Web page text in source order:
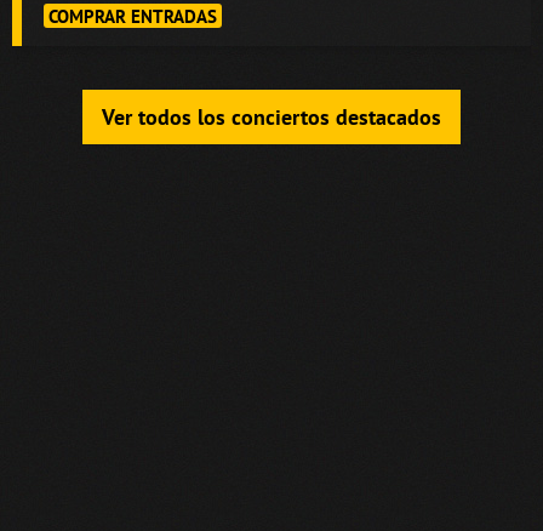
COMPRAR ENTRADAS
Ver todos los conciertos destacados